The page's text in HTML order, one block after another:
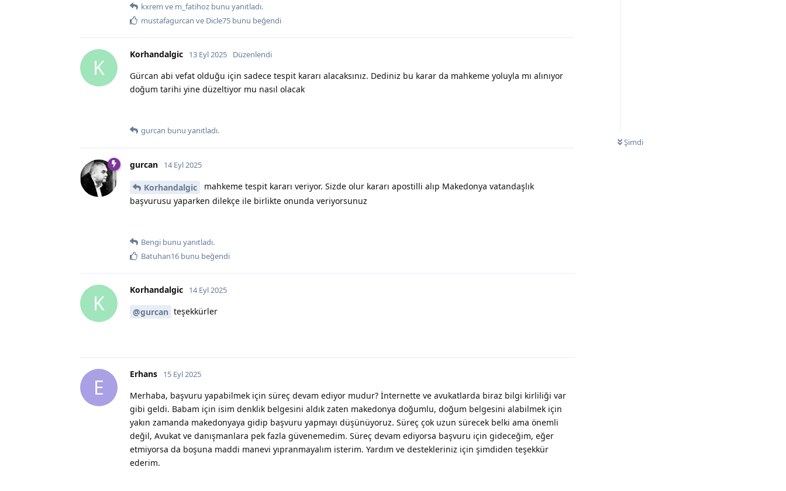
Şimdi
kxrem ve m_fatihoz bunu yanıtladı.
mustafagurcan ve Dicle75 bunu beğendi
K
Korhandalgic 13 Eyl 2025 Düzenlendi
Gürcan abi vefat olduğu için sadece tespit kararı alacaksınız. Dediniz bu karar da mahkeme yoluyla mı alınıyor
doğum tarihi yine düzeltiyor mu nasıl olacak
gurcan bunu yanıtladı.
gurcan 14 Eyl 2025
Korhandalgic
mahkeme tespit kararı veriyor. Sizde olur kararı apostilli alıp Makedonya vatandaşlık
başvurusu yaparken dilekçe ile birlikte onunda veriyorsunuz
Bengi bunu yanıtladı.
Batuhan16 bunu beğendi
K
Korhandalgic 14 Eyl 2025
@gurcan teşekkürler
E
Erhans 15 Eyl 2025
Merhaba, başvuru yapabilmek için süreç devam ediyor mudur? İnternette ve avukatlarda biraz bilgi kirliliği var
gibi geldi. Babam için isim denklik belgesini aldık zaten makedonya doğumlu, doğum belgesini alabilmek için
yakın zamanda makedonyaya gidip başvuru yapmayı düşünüyoruz. Süreç çok uzun sürecek belki ama önemli
değil, Avukat ve danışmanlara pek fazla güvenemedim. Süreç devam ediyorsa başvuru için gideceğim, eğer
etmiyorsa da boşuna maddi manevi yıpranmayalım isterim. Yardım ve destekleriniz için şimdiden teşekkür
ederim.